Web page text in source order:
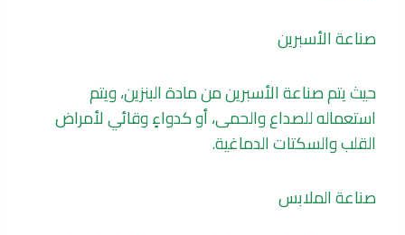
صناعة الأسبرين
حيث يتم صناعة الأسبرين من مادة البنزين، ويتم
استعماله للصداع والحمى، أو كدواءٍ وقائي لأمراض
القلب والسكتات الدماغية.
صناعة الملابس